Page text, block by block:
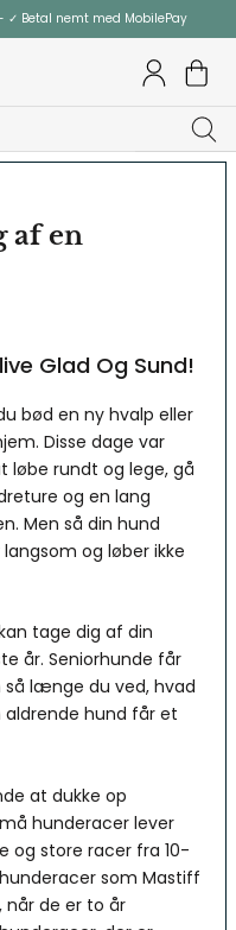
✓ Betal nemt med MobilePay
af en
Glad Og Sund!
bød en ny hvalp eller
Disse dage var
løbe rundt og lege, gå
og en lang
Men så din hund
og løber ikke
tage dig af din
år. Seniorhunde får
så længe du ved, hvad
aldrende hund får et
at dukke op
hunderacer lever
og store racer fra 10-
som Mastiff
når de er to år